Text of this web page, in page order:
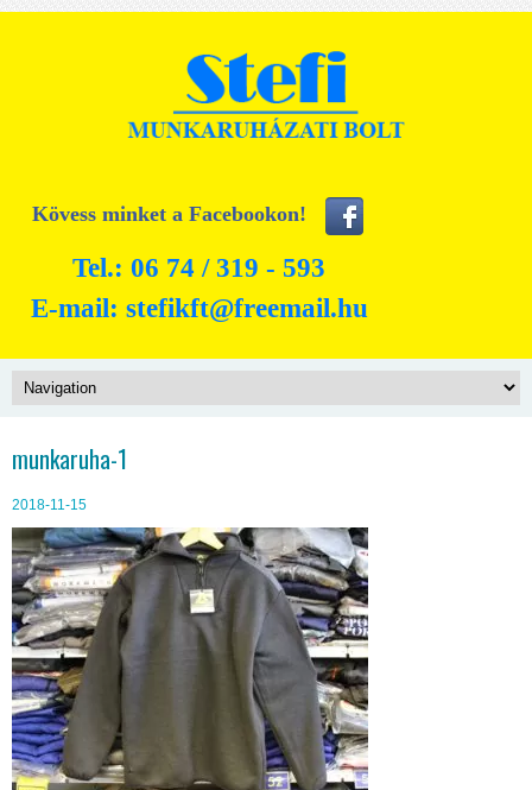
Kövess minket a Facebookon!
Tel.: 06 74 / 319 - 593
E-mail: stefikft@freemail.hu
munkaruha-1
2018-11-15